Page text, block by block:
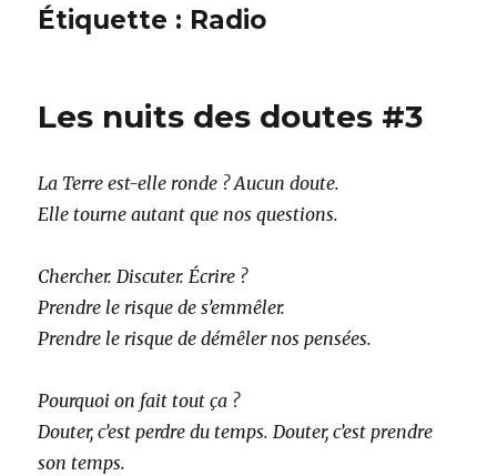
Étiquette : Radio
Les nuits des doutes #3
La Terre est-elle ronde ? Aucun doute.
Elle tourne autant que nos questions.
Chercher. Discuter. Écrire ?
Prendre le risque de s’emmêler.
Prendre le risque de démêler nos pensées.
Pourquoi on fait tout ça ?
Douter, c’est perdre du temps. Douter, c’est prendre
son temps.